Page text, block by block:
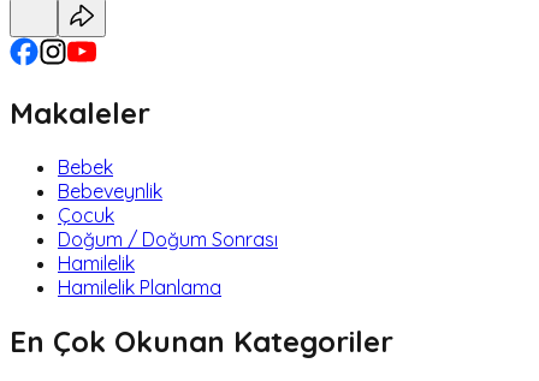
Makaleler
Bebek
Bebeveynlik
Çocuk
Doğum / Doğum Sonrası
Hamilelik
Hamilelik Planlama
En Çok Okunan Kategoriler